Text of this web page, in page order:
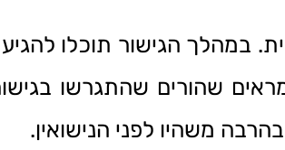
במהלך הגישור תוכלו
שהורים שהתגרשו
משהיו לפני הנישואין.